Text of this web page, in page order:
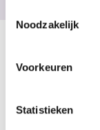
Noodzakelijk
Voorkeuren
Statistieken